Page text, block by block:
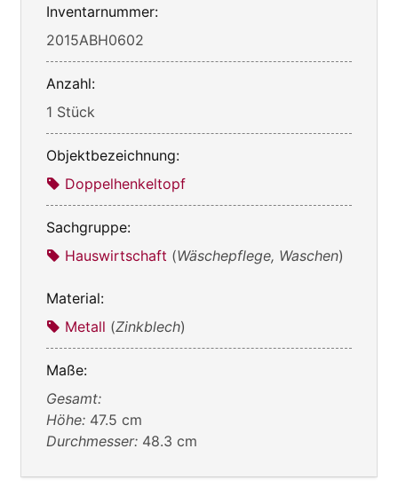
Inventarnummer:
2015ABH0602
Anzahl:
1 Stück
Objektbezeichnung:
Doppelhenkeltopf
Sachgruppe:
Hauswirtschaft (Wäschepflege, Waschen)
Material:
Metall (Zinkblech)
Maße:
Gesamt:
Höhe: 47.5 cm
Durchmesser: 48.3 cm